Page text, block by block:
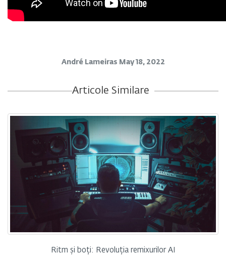
André Lameiras May 18, 2022
Articole Similare
Ritm și boți: Revoluția remixurilor AI